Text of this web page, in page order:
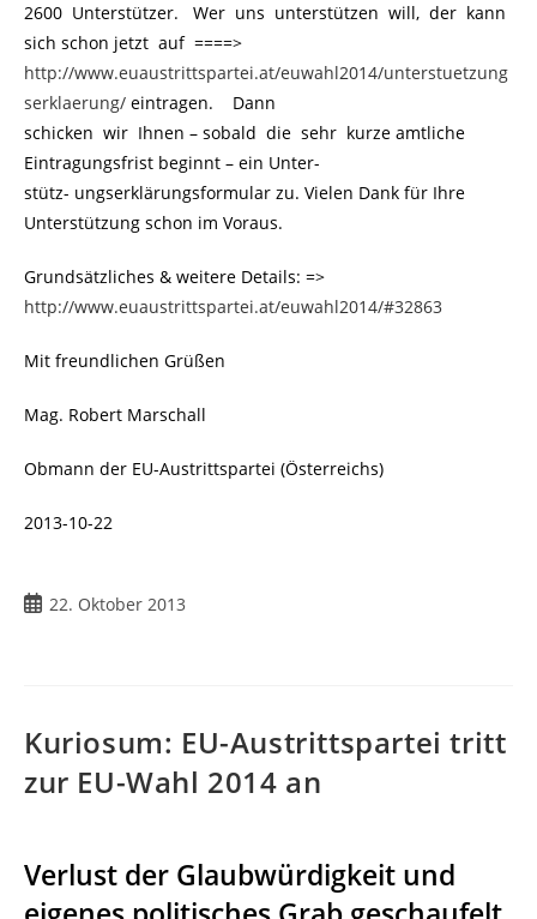
2600 Unterstützer. Wer uns unterstützen will, der kann
sich schon jetzt auf ====>
http://www.euaustrittspartei.at/euwahl2014/unterstuetzung
serklaerung/ eintragen. Dann
schicken wir Ihnen – sobald die sehr kurze amtliche
Eintragungsfrist beginnt – ein Unter-
stütz- ungserklärungsformular zu. Vielen Dank für Ihre
Unterstützung schon im Voraus.
Grundsätzliches & weitere Details: =>
http://www.euaustrittspartei.at/euwahl2014/#32863
Mit freundlichen Grüßen
Mag. Robert Marschall
Obmann der EU-Austrittspartei (Österreichs)
2013-10-22
Beitrag
22. Oktober 2013
Kuriosum: EU-Austrittspartei tritt
zur EU-Wahl 2014 an
Verlust der Glaubwürdigkeit und